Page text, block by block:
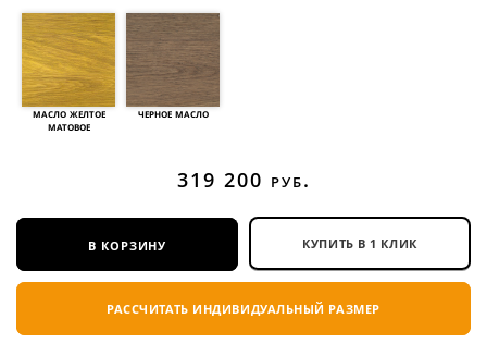
масло желтое
матовое
черное масло
319 200 руб.
в корзину КУПИТЬ В 1 КЛИК
РАССЧИТАТЬ ИНДИВИДУАЛЬНЫЙ РАЗМЕР